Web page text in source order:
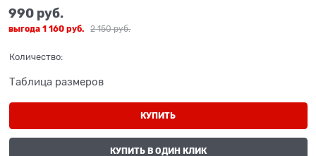
2 150 руб.
990 руб.
выгода 1 160 руб.
Количество:
Таблица размеров
КУПИТЬ
КУПИТЬ В ОДИН КЛИК